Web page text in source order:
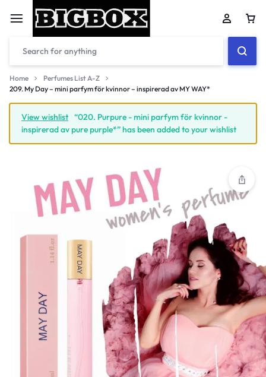
Your bag is empty
Sign in to view products added.
Shop What's New
Sign in
Home
Perfumes List A-Z
209. My Day – mini parfym för kvinnor – inspirerad av MY WAY*
View wishlist “020. Purpure - mini parfym för kvinnor -
inspirerad av pure purple*” has been added to your wishlist